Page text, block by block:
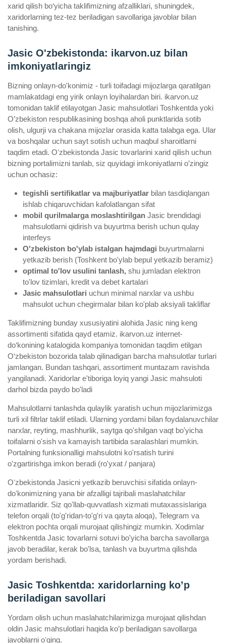
xarid qilish bo‘yicha taklifimizning afzalliklari, shuningdek,
xaridorlarning tez-tez beriladigan savollariga javoblar bilan
tanishing.
Jasic O'zbekistonda: ikarvon.uz bilan
imkoniyatlaringiz
Bizning onlayn-do'konimiz - turli toifadagi mijozlarga qaratilgan
mamlakatdagi eng yirik onlayn loyihalardan biri. ikarvon.uz
tomonidan taklif etilayotgan Jasic mahsulotlari Toshkentda yoki
O’zbekiston respublikasining boshqa aholi punktlarida sotib
olish, ulgurji va chakana mijozlar orasida katta talabga ega. Ular
va boshqalar uchun sayt sotish uchun maqbul sharoitlarni
taqdim etadi. Oʻzbekistonda Jasic tovarlarini xarid qilish uchun
bizning portalimizni tanlab, siz quyidagi imkoniyatlarni o’zingiz
uchun ochasiz:
tegishli sertifikatlar va majburiyatlar bilan tasdiqlangan
ishlab chiqaruvchidan kafolatlangan sifat
mobil qurilmalarga moslashtirilgan Jasic brendidagi
mahsulotlarni qidirish va buyurtma berish uchun qulay
interfeys
O'zbekiston bo'ylab istalgan hajmdagi buyurtmalarni
yetkazib berish (Toshkent bo'ylab bepul yetkazib beramiz)
optimal to'lov usulini tanlash, shu jumladan elektron
to'lov tizimlari, kredit va debet kartalari
Jasic mahsulotlari uchun minimal narxlar va ushbu
mahsulot uchun chegirmalar bilan ko'plab aksiyali takliflar
Taklifimizning bunday xususiyatini alohida Jasic ning keng
assortimenti sifatida qayd etamiz. ikarvon.uz internet-
do‘konining katalogida kompaniya tomonidan taqdim etilgan
O‘zbekiston bozorida talab qilinadigan barcha mahsulotlar turlari
jamlangan. Bundan tashqari, assortiment muntazam ravishda
yangilanadi. Xaridorlar e'tiboriga loyiq yangi Jasic mahsuloti
darhol bizda paydo bo'ladi
Mahsulotlarni tanlashda qulaylik yaratish uchun mijozlarimizga
turli xil filtrlar taklif etiladi. Ularning yordami bilan foydalanuvchilar
narxlar, reyting, mashhurlik, saytga qo'shilgan vaqt bo'yicha
toifalarni o'sish va kamayish tartibida saralashlari mumkin.
Portalning funksionalligi mahsulotni ko'rsatish turini
o'zgartirishga imkon beradi (ro'yxat / panjara)
Oʻzbekistonda Jasicni yetkazib beruvchisi sifatida onlayn-
doʻkonimizning yana bir afzalligi tajribali maslahatchilar
xizmatlaridir. Siz qo'llab-quvvatlash xizmati mutaxassislariga
telefon orqali (to'g'ridan-to'g'ri va qayta aloqa), Telegram va
elektron pochta orqali murojaat qilishingiz mumkin. Xodimlar
Toshkentda Jasic tovarlarni sotuvi bo'yicha barcha savollarga
javob beradilar, kerak bo'lsa, tanlash va buyurtma qilishda
yordam berishadi.
Jasic Toshkentda: xaridorlarning ko’p
beriladigan savollari
Yordam olish uchun maslahatchilarimizga murojaat qilishdan
oldin Jasic mahsulotlari haqida ko’p beriladigan savollarga
javoblarni oʻqing.